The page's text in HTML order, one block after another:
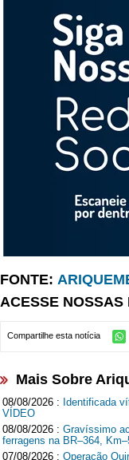
FONTE:
ACESSE NOSSAS
Compartilhe esta notícia
Mais Sobre
08/08/2026 : Identificada
VÍDEO
08/08/2026 : Gravíssimo
ferragens na BR–364,
07/08/2026 : Operação